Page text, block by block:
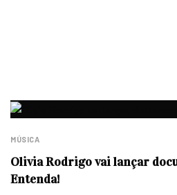
MÚSICA
Olivia Rodrigo vai lançar
Entenda!